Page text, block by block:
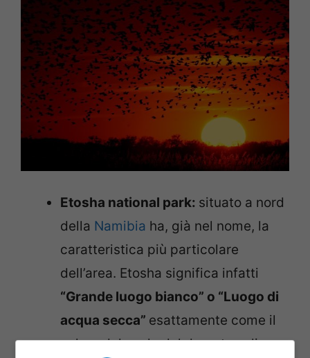
Etosha national park: situato a nord
della Namibia ha, già nel nome, la
caratteristica più particolare
dell’area. Etosha significa infatti
“Grande luogo bianco” o “Luogo di
acqua secca” esattamente come il
colore del suolo del deserto salino